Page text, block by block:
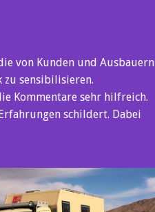
von Kunden und Ausbauern
sensibilisieren.
Kommentare sehr hilfreich.
schildert. Dabei